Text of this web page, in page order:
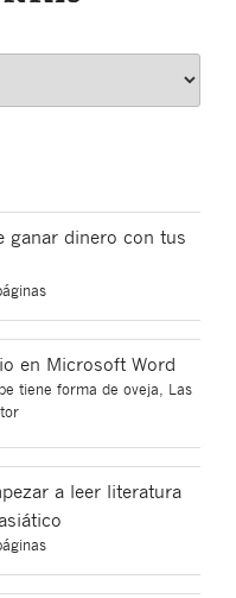
ganar dinero con tus
en Microsoft Word
tiene forma de oveja, Las
a leer literatura